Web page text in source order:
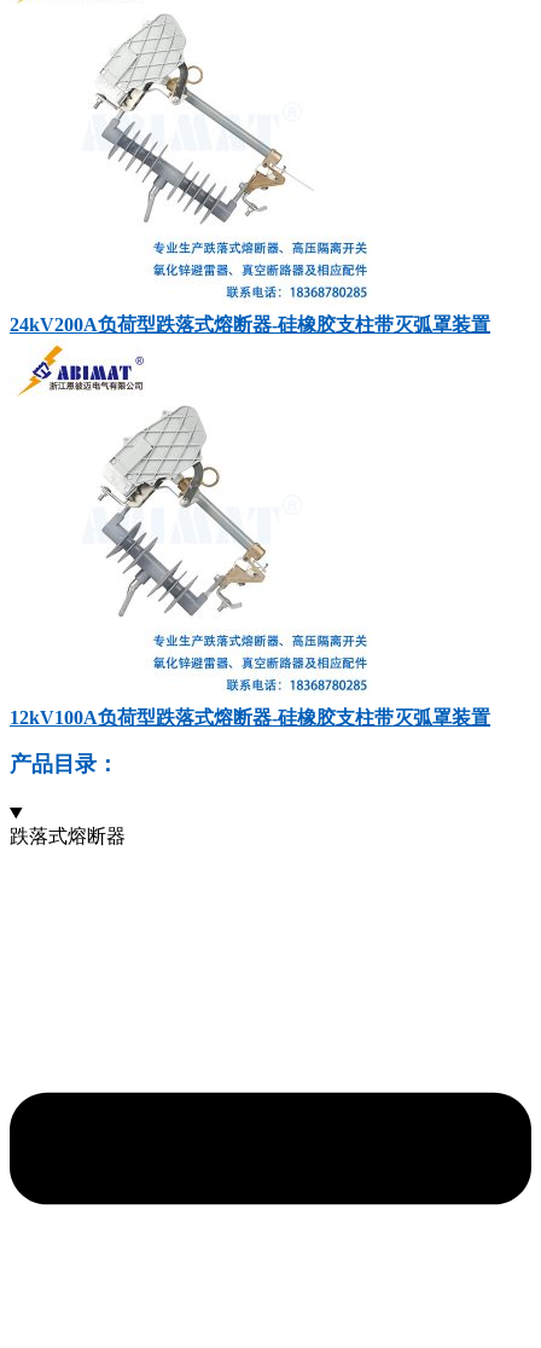
24kV200A负荷型跌落式熔断器-硅橡胶支柱带灭弧罩装置
12kV100A负荷型跌落式熔断器-硅橡胶支柱带灭弧罩装置
产品目录：
跌落式熔断器